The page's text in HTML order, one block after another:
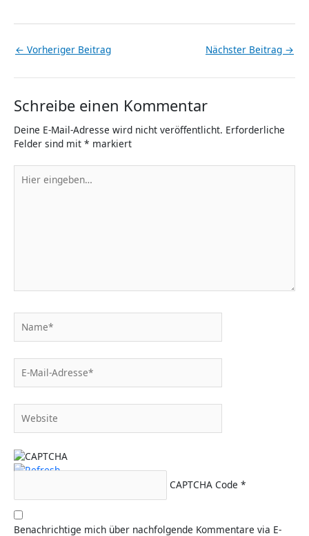
← Vorheriger Beitrag Nächster Beitrag →
Schreibe einen Kommentar
Deine E-Mail-Adresse wird nicht veröffentlicht. Erforderliche
Felder sind mit * markiert
eingeben…
Mail-
Adresse*
CAPTCHA Code *
Benachrichtige mich über nachfolgende Kommentare via E-